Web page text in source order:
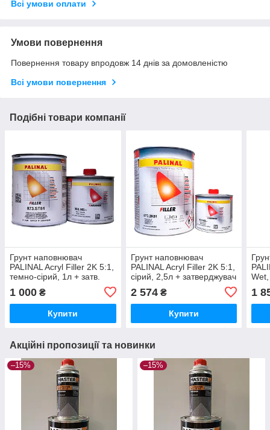
Всі умови оплати
Умови повернення
Повернення товару впродовж 14 днів за домовленістю
Всі умови повернення
Подібні товари компанії
Грунт наповнювач
PALINAL Acryl Filler 2K 5:1,
темно-сірий, 1л + затв.
1 000 ₴
Купити
Грунт наповнювач
PALINAL Acryl Filler 2K 5:1,
сірий, 2,5л + затверджувач
2 574₴
Купити
Wet,
0,5л
1
Акційні пропозиції та новинки
–15% –15%